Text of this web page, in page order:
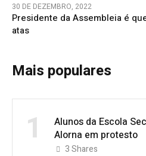
30 DE DEZEMBRO, 2022
Presidente da Assembleia é
atas
Mais populares
1
Alunos da Escola
Alorna em protesto
3Shares